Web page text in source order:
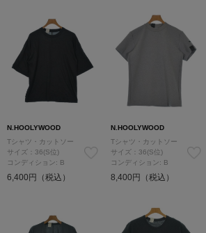
N.HOOLYWOOD
Tシャツ・カットソー
サイズ：36(S位)
コンディション: B
6,400円（税込）
N.HOOLYWOOD
Tシャツ・カットソー
サイズ：36(S位)
コンディション: B
8,400円（税込）